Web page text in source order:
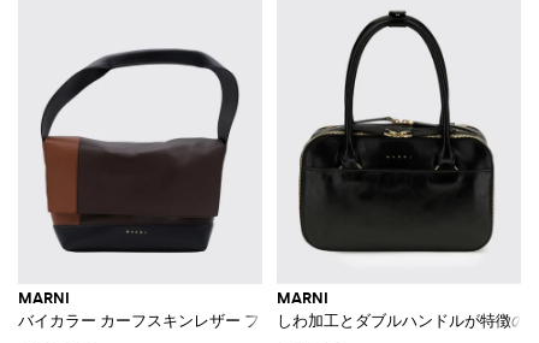
MARNI
バイカラー カーフスキンレザー フラップ付き トップハンドル ショルダー
MARNI
しわ加工とダブルハンドルが特徴の